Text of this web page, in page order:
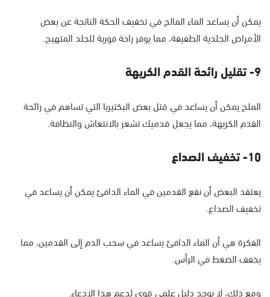
يمكن أن يساعد الماء المالح في تخفيف الحكة الناتجة عن بعض
الأمراض الجلدية الطفيفة، مما يوفر راحة فورية للجلد المتهيج.
9- تقليل رائحة القدم الكريهة
الملح يمكن أن يساعد في قتل بعض البكتيريا التي تساهم في رائحة
القدم الكريهة، مما يجعل قدميك تشعر بالانتعاش والنظافة.
10- تخفيف الصداع
يعتقد البعض أن نقع القدمين في الماء الدافئ يمكن أن يساعد في
تخفيف الصداع.
الفكرة هي أن الماء الدافئ يساعد في سحب الدم إلى القدمين، مما
يخفف الضغط في الرأس.
ومع ذلك، لا يوجد دليل علمي قوي لدعم هذا الادعاء.